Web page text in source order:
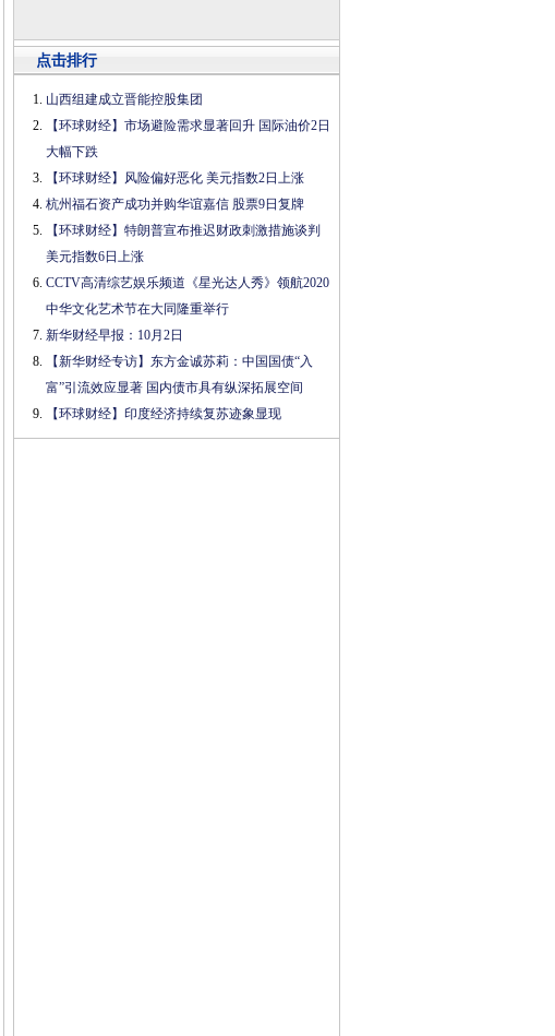
点击排行
山西组建成立晋能控股集团
【环球财经】市场避险需求显著回升 国际油价2日
大幅下跌
【环球财经】风险偏好恶化 美元指数2日上涨
杭州福石资产成功并购华谊嘉信 股票9日复牌
【环球财经】特朗普宣布推迟财政刺激措施谈判
美元指数6日上涨
CCTV高清综艺娱乐频道《星光达人秀》领航2020
中华文化艺术节在大同隆重举行
新华财经早报：10月2日
【新华财经专访】东方金诚苏莉：中国国债“入
富”引流效应显著 国内债市具有纵深拓展空间
【环球财经】印度经济持续复苏迹象显现